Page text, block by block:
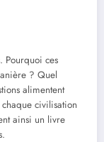
Pourquoi ces
? Quel
alimentent
civilisation
ainsi un livre